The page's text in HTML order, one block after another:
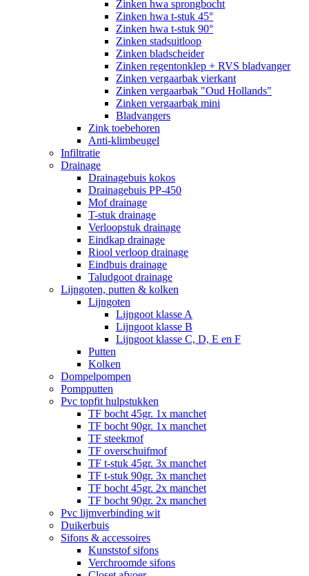
Zinken hwa sprongbocht
Zinken hwa t-stuk 45°
Zinken hwa t-stuk 90°
Zinken stadsuitloop
Zinken bladscheider
Zinken regentonklep + RVS bladvanger
Zinken vergaarbak vierkant
Zinken vergaarbak "Oud Hollands"
Zinken vergaarbak mini
Bladvangers
Zink toebehoren
Anti-klimbeugel
Infiltratie
Drainage
Drainagebuis kokos
Drainagebuis PP-450
Mof drainage
T-stuk drainage
Verloopstuk drainage
Eindkap drainage
Riool verloop drainage
Eindbuis drainage
Taludgoot drainage
Lijngoten, putten & kolken
Lijngoten
Lijngoot klasse A
Lijngoot klasse B
Lijngoot klasse C, D, E en F
Putten
Kolken
Dompelpompen
Pompputten
Pvc topfit hulpstukken
TF bocht 45gr. 1x manchet
TF bocht 90gr. 1x manchet
TF steekmof
TF overschuifmof
TF t-stuk 45gr. 3x manchet
TF t-stuk 90gr. 3x manchet
TF bocht 45gr. 2x manchet
TF bocht 90gr. 2x manchet
Pvc lijmverbinding wit
Duikerbuis
Sifons & accessoires
Kunststof sifons
Verchroomde sifons